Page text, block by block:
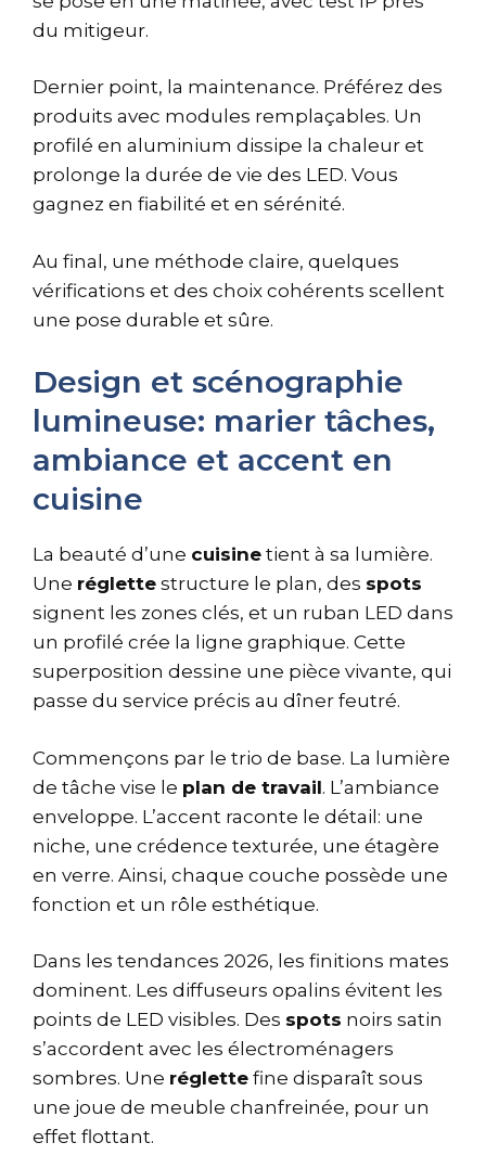
du mitigeur.
Dernier point, la maintenance. Préférez des
produits avec modules remplaçables. Un
profilé en aluminium dissipe la chaleur et
prolonge la durée de vie des LED. Vous
gagnez en fiabilité et en sérénité.
Au final, une méthode claire, quelques
vérifications et des choix cohérents scellent
une pose durable et sûre.
Design et scénographie
lumineuse: marier tâches,
ambiance et accent en
cuisine
La beauté d’une cuisine tient à sa lumière.
Une réglette structure le plan, des spots
signent les zones clés, et un ruban LED dans
un profilé crée la ligne graphique. Cette
superposition dessine une pièce vivante, qui
passe du service précis au dîner feutré.
Commençons par le trio de base. La lumière
de tâche vise le plan de travail. L’ambiance
enveloppe. L’accent raconte le détail: une
niche, une crédence texturée, une étagère
en verre. Ainsi, chaque couche possède une
fonction et un rôle esthétique.
Dans les tendances 2026, les finitions mates
dominent. Les diffuseurs opalins évitent les
points de LED visibles. Des spots noirs satin
s’accordent avec les électroménagers
sombres. Une réglette fine disparaît sous
une joue de meuble chanfreinée, pour un
effet flottant.